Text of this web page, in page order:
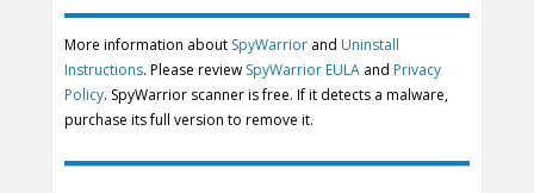
More information about SpyWarrior and Uninstall
Instructions. Please review SpyWarrior EULA and Privacy
Policy. SpyWarrior scanner is free. If it detects a malware,
purchase its full version to remove it.